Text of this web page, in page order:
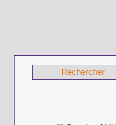
Rechercher